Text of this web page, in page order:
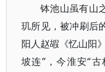
钵池山虽有山
玑所见，被冲刷后
阳人赵嘏《忆山阳
坡连”，今淮安“